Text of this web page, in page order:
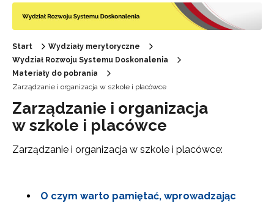
Start
Wydziały merytoryczne
Wydział Rozwoju Systemu Doskonalenia
Materiały do pobrania
Zarządzanie i organizacja w szkole i placówce
Zarządzanie i organizacja
w szkole i placówce
Zarządzanie i organizacja w szkole i placówce:
O czym warto pamiętać, wprowadzając